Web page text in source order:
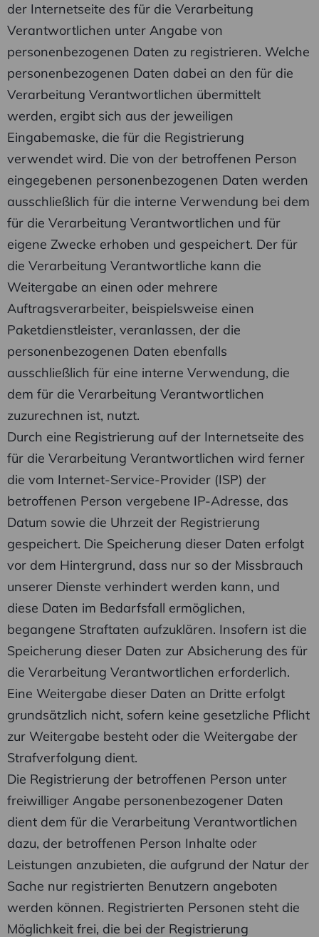
der Internetseite des für die Verarbeitung
Verantwortlichen unter Angabe von
personenbezogenen Daten zu registrieren. Welche
personenbezogenen Daten dabei an den für die
Verarbeitung Verantwortlichen übermittelt
werden, ergibt sich aus der jeweiligen
Eingabemaske, die für die Registrierung
verwendet wird. Die von der betroffenen Person
eingegebenen personenbezogenen Daten werden
ausschließlich für die interne Verwendung bei dem
für die Verarbeitung Verantwortlichen und für
eigene Zwecke erhoben und gespeichert. Der für
die Verarbeitung Verantwortliche kann die
Weitergabe an einen oder mehrere
Auftragsverarbeiter, beispielsweise einen
Paketdienstleister, veranlassen, der die
personenbezogenen Daten ebenfalls
ausschließlich für eine interne Verwendung, die
dem für die Verarbeitung Verantwortlichen
zuzurechnen ist, nutzt.
Durch eine Registrierung auf der Internetseite des
für die Verarbeitung Verantwortlichen wird ferner
die vom Internet-Service-Provider (ISP) der
betroffenen Person vergebene IP-Adresse, das
Datum sowie die Uhrzeit der Registrierung
gespeichert. Die Speicherung dieser Daten erfolgt
vor dem Hintergrund, dass nur so der Missbrauch
unserer Dienste verhindert werden kann, und
diese Daten im Bedarfsfall ermöglichen,
begangene Straftaten aufzuklären. Insofern ist die
Speicherung dieser Daten zur Absicherung des für
die Verarbeitung Verantwortlichen erforderlich.
Eine Weitergabe dieser Daten an Dritte erfolgt
grundsätzlich nicht, sofern keine gesetzliche Pflicht
zur Weitergabe besteht oder die Weitergabe der
Strafverfolgung dient.
Die Registrierung der betroffenen Person unter
freiwilliger Angabe personenbezogener Daten
dient dem für die Verarbeitung Verantwortlichen
dazu, der betroffenen Person Inhalte oder
Leistungen anzubieten, die aufgrund der Natur der
Sache nur registrierten Benutzern angeboten
werden können. Registrierten Personen steht die
Möglichkeit frei, die bei der Registrierung